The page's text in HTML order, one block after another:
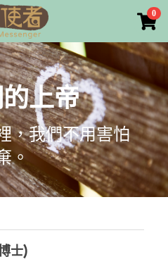
0
上帝
，我們不用害怕
。
士)
×
分類